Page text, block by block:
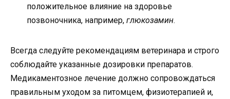
положительное влияние на здоровье
позвоночника, например, глюкозамин.
Всегда следуйте рекомендациям ветеринара и строго
соблюдайте указанные дозировки препаратов.
Медикаментозное лечение должно сопровождаться
правильным уходом за питомцем, физиотерапией и,